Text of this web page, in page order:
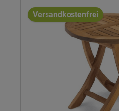
Versandkostenfrei